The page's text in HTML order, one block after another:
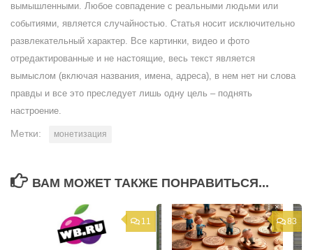
вымышленными. Любое совпадение с реальными людьми или
событиями, является случайностью. Статья носит исключительно
развлекательный характер. Все картинки, видео и фото
отредактированные и не настоящие, весь текст является
вымыслом (включая названия, имена, адреса), в нем нет ни слова
правды и все это преследует лишь одну цель – поднять
настроение.
Метки: монетизация
ВАМ МОЖЕТ ТАКЖЕ ПОНРАВИТЬСЯ...
11 83